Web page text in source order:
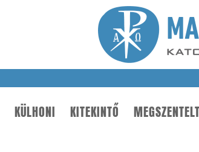
KÜLHONI KITEKINTŐ